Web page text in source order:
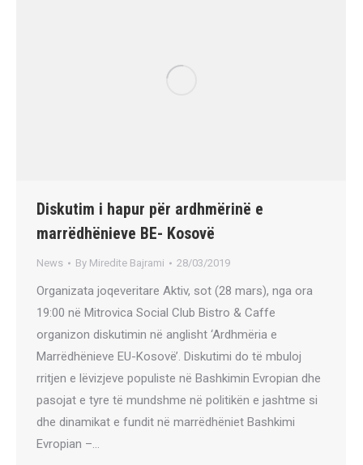
Diskutim i hapur për ardhmërinë e
marrëdhënieve BE- Kosovë
News By Miredite Bajrami 28/03/2019
Organizata joqeveritare Aktiv, sot (28 mars), nga ora
19:00 në Mitrovica Social Club Bistro & Caffe
organizon diskutimin në anglisht ‘Ardhmëria e
Marrëdhënieve EU-Kosovë’. Diskutimi do të mbuloj
rritjen e lëvizjeve populiste në Bashkimin Evropian dhe
pasojat e tyre të mundshme në politikën e jashtme si
dhe dinamikat e fundit në marrëdhëniet Bashkimi
Evropian –…